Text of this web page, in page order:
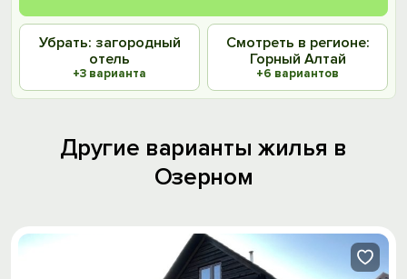
Убрать: загородный
отель
+3 варианта
Смотреть в регионе:
Горный Алтай
+6 вариантов
Другие варианты жилья в
Озерном